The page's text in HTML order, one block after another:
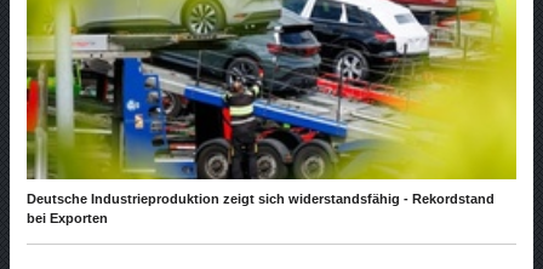
Deutsche Industrieproduktion zeigt sich widerstandsfähig - Rekordstand
bei Exporten